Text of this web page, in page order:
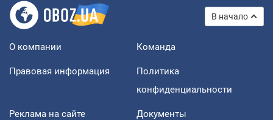
В начало
О компании Команда
Правовая информация
Политика
конфиденциальности
Реклама на сайте Документы